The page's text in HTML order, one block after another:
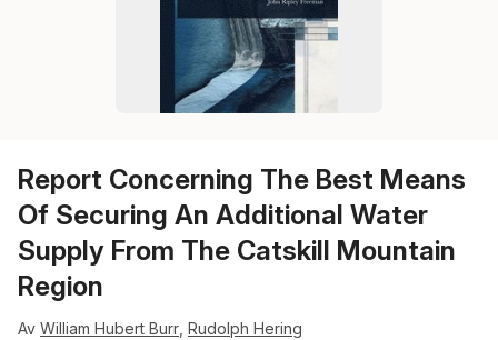
Report Concerning The Best Means
Of Securing An Additional Water
Supply From The Catskill Mountain
Region
Av William Hubert Burr Rudolph Hering